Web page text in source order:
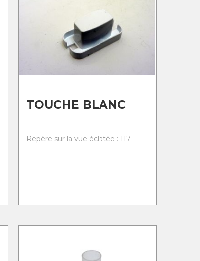
TOUCHE BLANC
Repère sur la vue éclatée : 117